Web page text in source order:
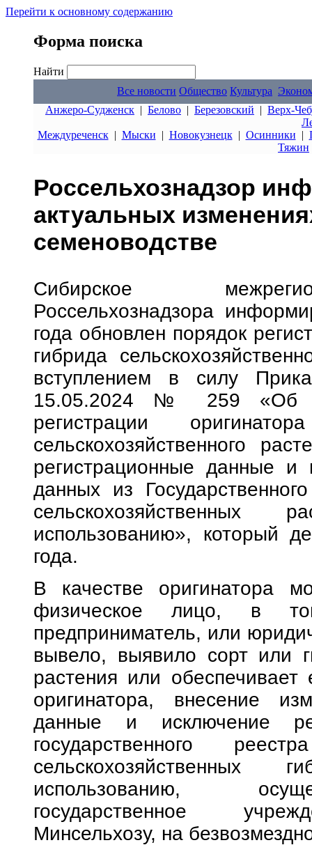
Перейти к основному содержанию
Форма поиска
Найти
Все новости Общество Культура
Анжеро-Судженск | Белово | Березовский | Верх-
Междуреченск| Мыски | Новокузнецк| Осинники |
Тяжин
Россельхознадзор
актуальных
семеноводстве
Сибирское
Россельхознадзора
года обновлен порядок
гибрида
вступлением в силу
15.05.2024 № 259 «Об
регистрации
сельскохозяйственного
регистрационные данные и
данных из
использованию», который
года.
В качестве оригинатора
физическое лицо, в
предприниматель, или
вывело, выявило сорт или
растения или обеспечивает
оригинатора, внесение
данные и исключение
государственного
использованию,
государственное
Минсельхозу, на